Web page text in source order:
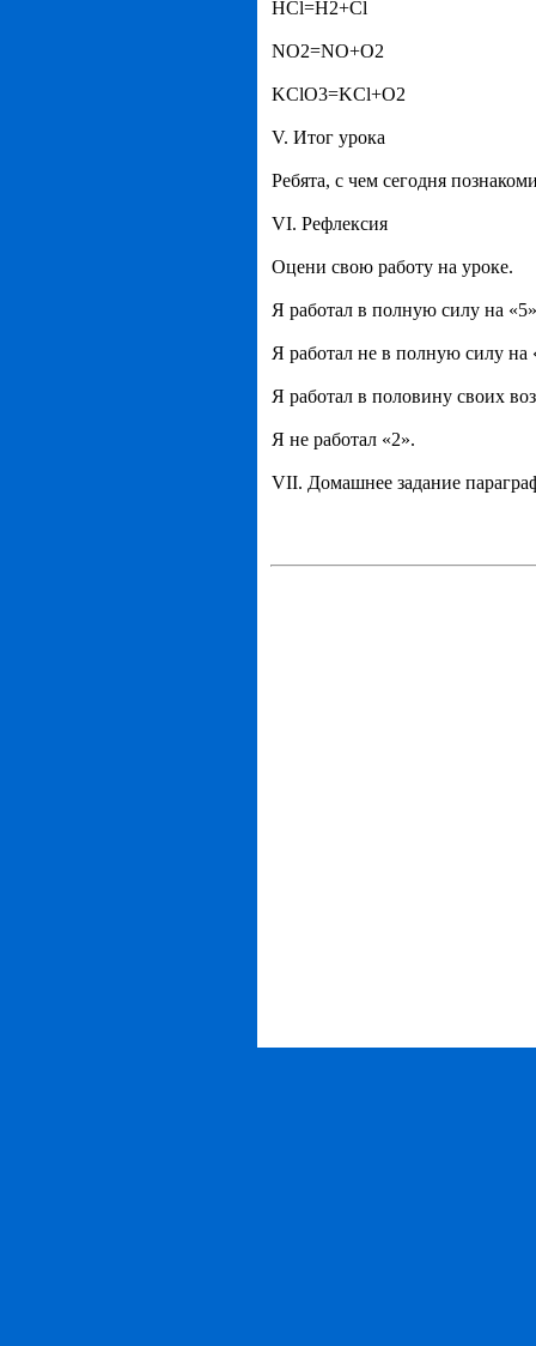
HCl=H2+Сl
NO2=NO+O2
KClO3=KCl+O2
V. Итог урока
Ребята, с чем сегодня
VI. Рефлексия
Оцени свою работу на уроке.
Я работал в полную силу на «5»
Я работал не в полную силу на
Я работал в половину своих
Я не работал «2».
VII. Домашнее задание